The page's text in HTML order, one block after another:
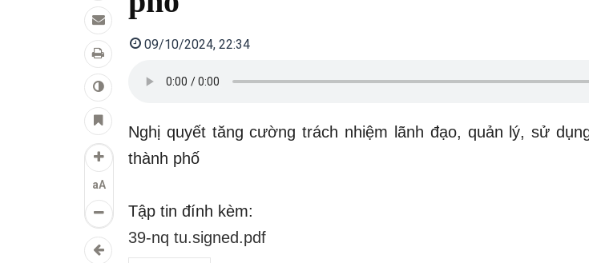
aA
09/10/2024, 22:34
Nghị quyết tăng cường trách nhiệm lãnh đạo, quản lý, sử
thành phố
Tập tin đính kèm:
39-nq tu.signed.pdf